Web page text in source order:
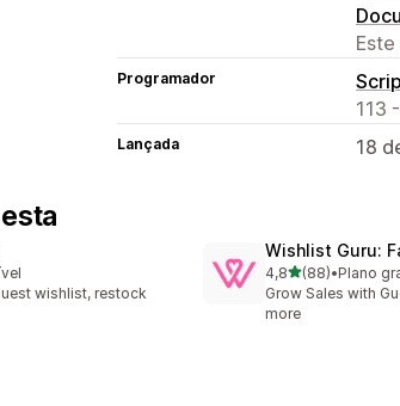
Programador
113
Lançada 18
wishlist, restock
Wishlist Guru:
4,8de 5 estrelas
(88)
88 total de
•Plano
Grow Sales with
more